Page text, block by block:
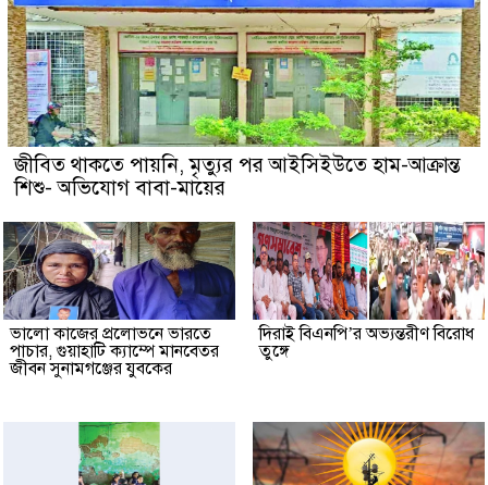
জীবিত থাকতে পায়নি, মৃত্যুর পর আইসিইউতে হাম-আক্রান্ত
শিশু- অভিযোগ বাবা-মায়ের
ভালো কাজের প্রলোভনে ভারতে
পাচার, গুয়াহাটি ক্যাম্পে মানবেতর
জীবন সুনামগঞ্জের যুবকের
দিরাই বিএনপি’র অভ্যন্তরীণ বিরোধ
তুঙ্গে